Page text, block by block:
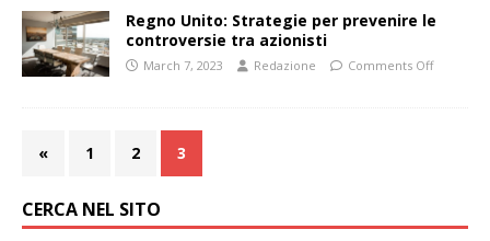
Regno Unito: Strategie per prevenire le
controversie tra azionisti
March 7, 2023 Redazione Comments Off
« 1 2 3
CERCA NEL SITO